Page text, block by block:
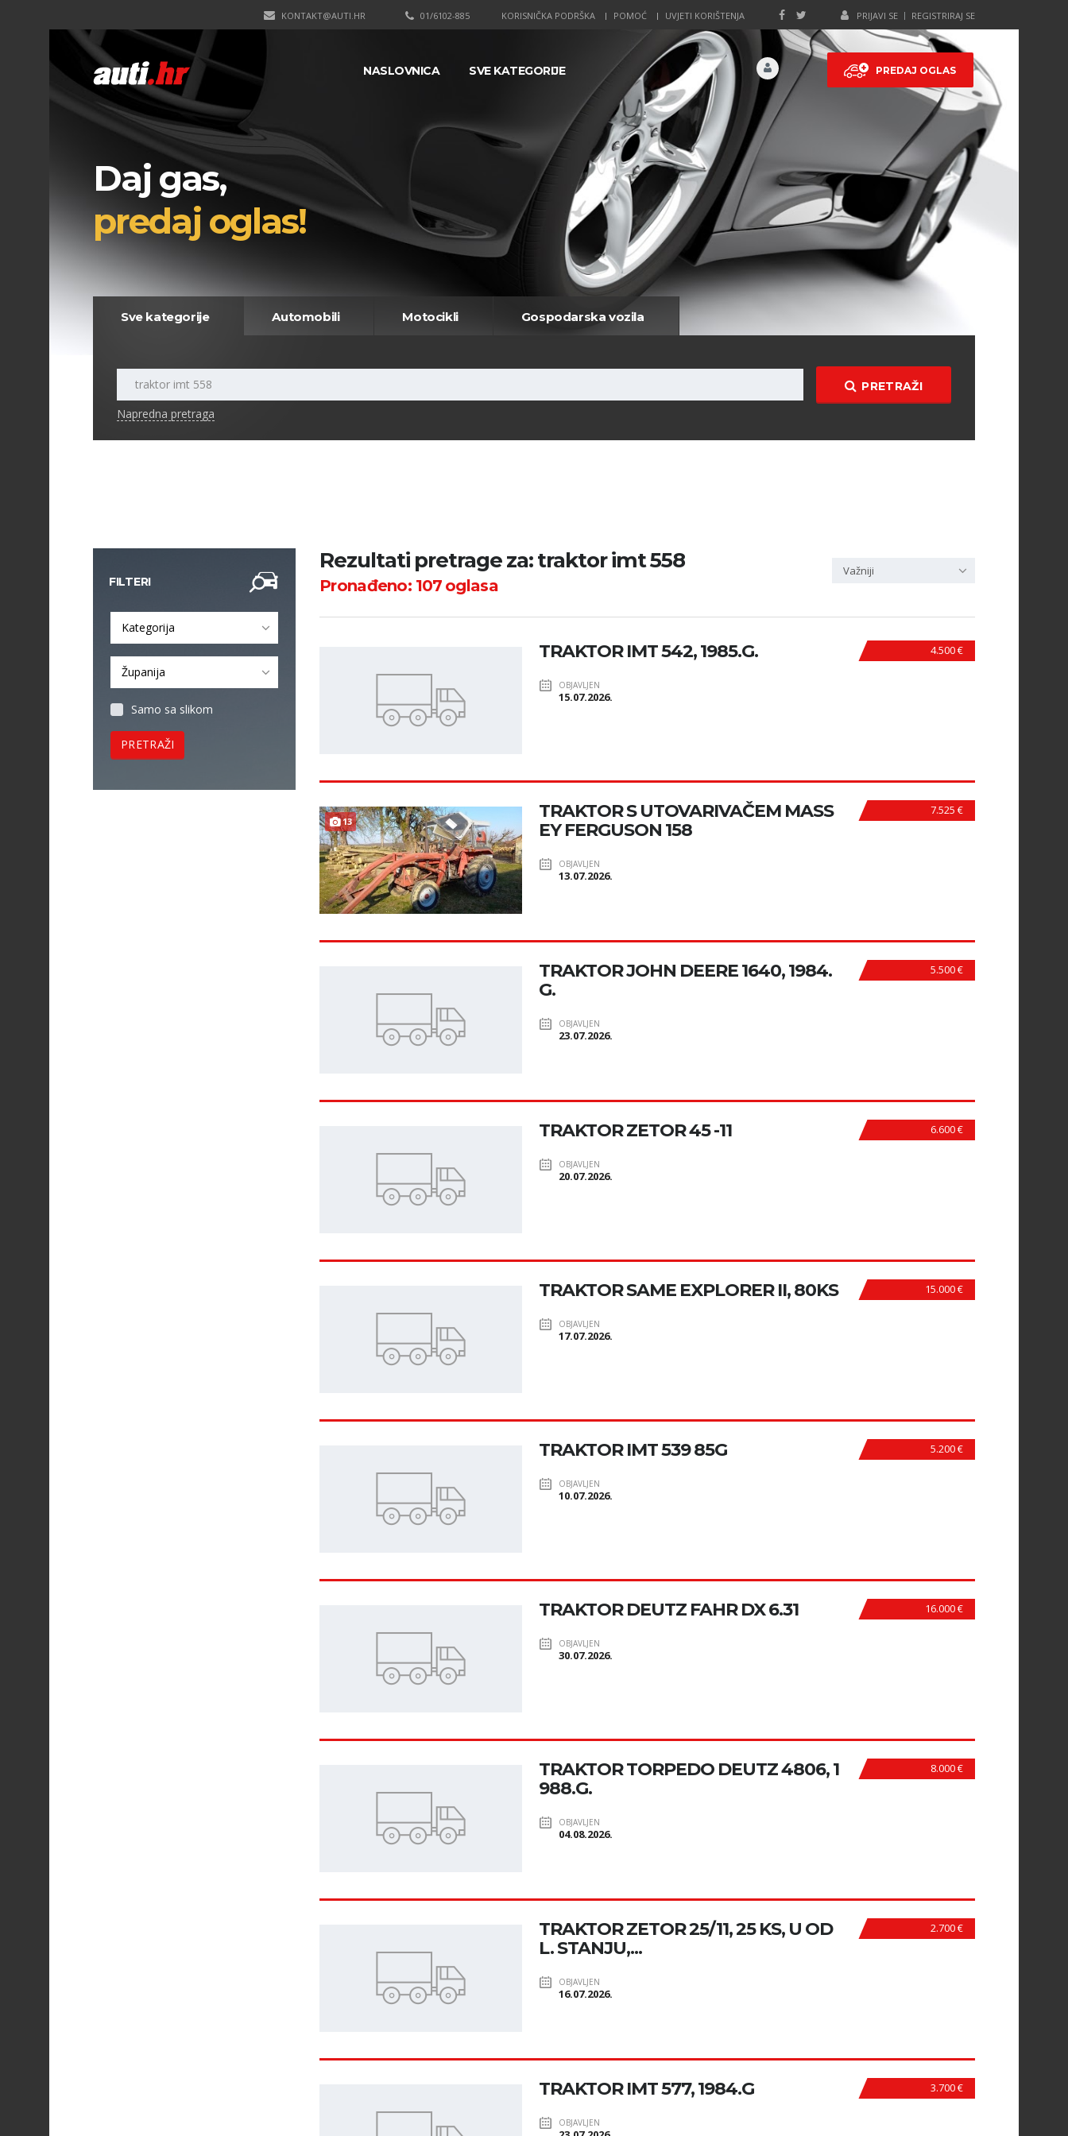
PRIJAVI SE REGISTRIRAJ SE
KORISNIČKA PODRŠKA POMOĆ UVJETI KORIŠTENJA
01/6102-885
KONTAKT@AUTI.HR
PREDAJ OGLAS
NASLOVNICA SVE KATEGORIJE
Daj gas,
predaj oglas!
Sve kategorije Automobili Motocikli Gospodarska vozila
PRETRAŽI
Napredna pretraga
FILTERI
Kategorija
Županija
Samo sa slikom
PRETRAŽI
Rezultati pretrage za: traktor imt 558
Pronađeno: 107oglasa
Važniji
4.500 €
TRAKTOR IMT 542, 1985.G.
OBJAVLJEN
15.07.2026.
13
7.525 €
TRAKTOR S UTOVARIVAČEM MASS
EY FERGUSON 158
OBJAVLJEN
13.07.2026.
5.500 €
TRAKTOR JOHN DEERE 1640, 1984.
G.
OBJAVLJEN
23.07.2026.
6.600 €
TRAKTOR ZETOR 45 -11
OBJAVLJEN
20.07.2026.
15.000 €
TRAKTOR SAME EXPLORER II, 80KS
OBJAVLJEN
17.07.2026.
5.200 €
TRAKTOR IMT 539 85G
OBJAVLJEN
10.07.2026.
16.000 €
TRAKTOR DEUTZ FAHR DX 6.31
OBJAVLJEN
30.07.2026.
8.000 €
TRAKTOR TORPEDO DEUTZ 4806, 1
988.G.
OBJAVLJEN
04.08.2026.
2.700 €
TRAKTOR ZETOR 25/11, 25 KS, U OD
L. STANJU,...
OBJAVLJEN
16.07.2026.
3.700 €
TRAKTOR IMT 577, 1984.G
OBJAVLJEN